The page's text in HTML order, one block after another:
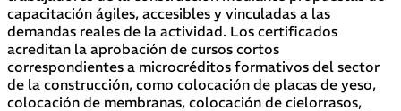
capacitación ágiles, accesibles y vinculadas a las
demandas reales de la actividad. Los certificados
acreditan la aprobación de cursos cortos
correspondientes a microcréditos formativos del sector
de la construcción, como colocación de placas de yeso,
colocación de membranas, colocación de cielorrasos,